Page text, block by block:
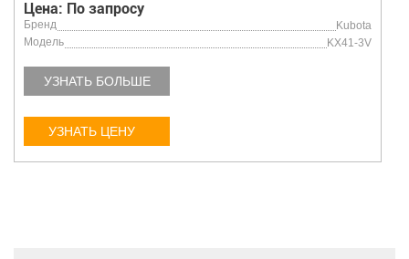
Цена: По запросу
Бренд
Kubota
Модель
KX41-3V
УЗНАТЬ БОЛЬШЕ
УЗНАТЬ ЦЕНУ